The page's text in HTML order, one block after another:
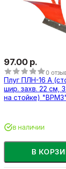
97.00 р.
0
Плуг ПЛН-16 А
шир. захв. 22 см,
на стойке) "ВРМЗ"
В
в наличии